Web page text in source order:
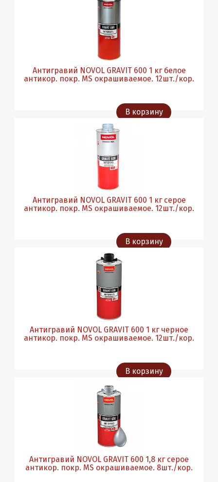
Антигравий NOVOL GRAVIT 600 1 кг белое
антикор. покр. MS окрашиваемое. 12шт./кор.
В корзину
Антигравий NOVOL GRAVIT 600 1 кг серое
антикор. покр. MS окрашиваемое. 12шт./кор.
В корзину
Антигравий NOVOL GRAVIT 600 1 кг черное
антикор. покр. MS окрашиваемое. 12шт./кор.
В корзину
Антигравий NOVOL GRAVIT 600 1,8 кг серое
антикор. покр. MS окрашиваемое. 8шт./кор.